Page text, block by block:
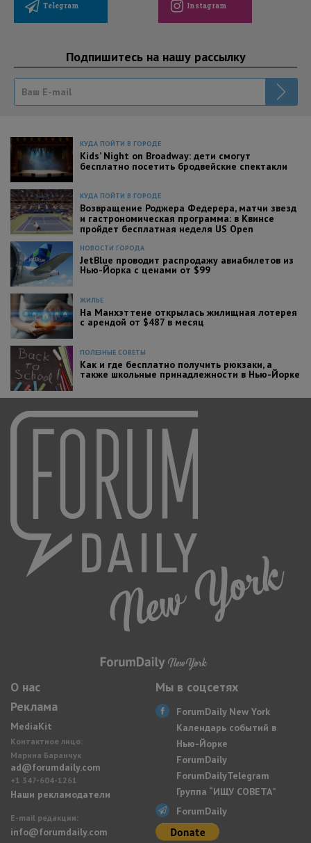
Telegram Instagram
Подпишитесь на нашу рассылку
КУДА ПОЙТИ В ГОРОДЕ
Kids’ Night on Broadway: дети смогут
бесплатно посетить бродвейские спектакли
КУДА ПОЙТИ В ГОРОДЕ
Возвращение Роджера Федерера, матчи звезд
и гастрономическая программа: в Квинсе
пройдет бесплатная неделя US Open
ЖИЛЬЕ
На Манхэттене открылась жилищная лотерея
с арендой от $487 в месяц
НОВОСТИ ГОРОДА
JetBlue проводит распродажу авиабилетов из
Нью-Йорка с ценами от $99
ПОЛЕЗНЫЕ СОВЕТЫ
Как и где бесплатно получить рюкзаки, а
также школьные принадлежности в Нью-Йорке
О нас
Реклама
MediaKit
Контактное лицо:
Марина Баранчук
ad@forumdaily.com
+1 347-604-1261
Наши рекламодатели
E-mail редакции:
info@forumdaily.com
Мы в соцсетях
ForumDaily New York
Календарь событий в
Нью-Йорке
ForumDaily
ForumDailyTelegram
Группа “ИЩУ СОВЕТА”
ForumDaily